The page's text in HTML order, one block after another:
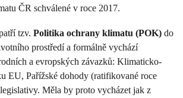
ČR schválené v roce 2017.
tzv. Politika ochrany klimatu (POK) do
prostředí a formálně vychází
a evropských závazků: Klimaticko-
EU, Pařížské dohody (ratifikované roce
Měla by proto vycházet jak z